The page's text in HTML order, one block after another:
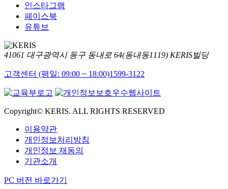
인스타그램
페이스북
유튜브
41061 대구광역시 동구 동내로 64(동내동1119) KERIS빌딩
고객센터 (평일: 09:00 ~ 18:00)1599-3122
Copyright© KERIS. ALL RIGHTS RESERVED
이용약관
개인정보처리방침
개인정보 재동의
기관소개
PC 버전 바로가기